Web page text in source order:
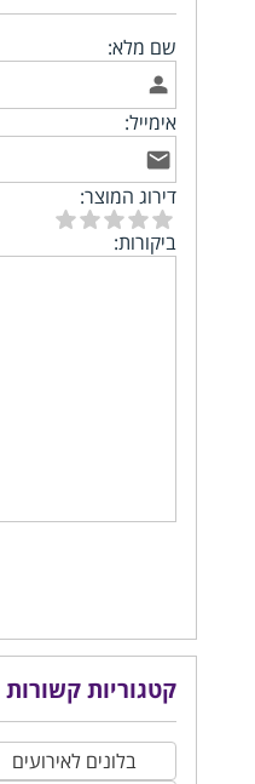
שם מלא:
אימייל:
דירוג המוצר:
ביקורות:
קטגוריות קשורות
בלונים לאירועים